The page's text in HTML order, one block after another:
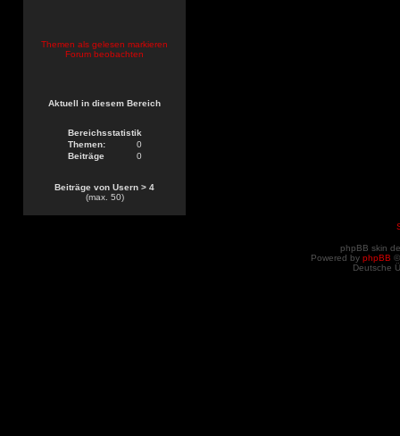
Themen als gelesen markieren
Forum beobachten
Aktuell in diesem Bereich
Bereichsstatistik
Themen:
0
Beiträge
0
Beiträge von Usern > 4
(max. 50)
phpBB skin
Powered by phpBB
Deutsche